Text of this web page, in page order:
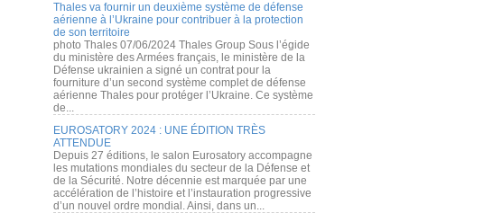
Thales va fournir un deuxième système de défense
aérienne à l’Ukraine pour contribuer à la protection
de son territoire
photo Thales 07/06/2024 Thales Group Sous l’égide
du ministère des Armées français, le ministère de la
Défense ukrainien a signé un contrat pour la
fourniture d’un second système complet de défense
aérienne Thales pour protéger l’Ukraine. Ce système
de...
EUROSATORY 2024 : UNE ÉDITION TRÈS
ATTENDUE
Depuis 27 éditions, le salon Eurosatory accompagne
les mutations mondiales du secteur de la Défense et
de la Sécurité. Notre décennie est marquée par une
accélération de l’histoire et l’instauration progressive
d’un nouvel ordre mondial. Ainsi, dans un...